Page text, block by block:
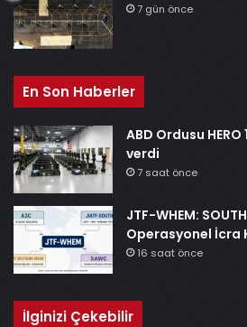
7 gün önce
En Son Haberler
ABD Ordusu
verdi
7 saat önce
JTF-WHEM:
Operasyonel İcra
16 saat önce
İlginizi Çekebilir